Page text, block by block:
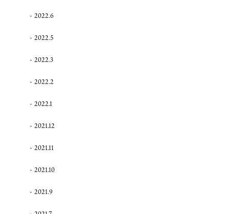
2022.6
2022.5
2022.3
2022.2
2022.1
2021.12
2021.11
2021.10
2021.9